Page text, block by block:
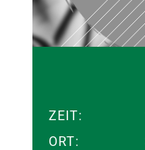
ZEIT:
ORT: